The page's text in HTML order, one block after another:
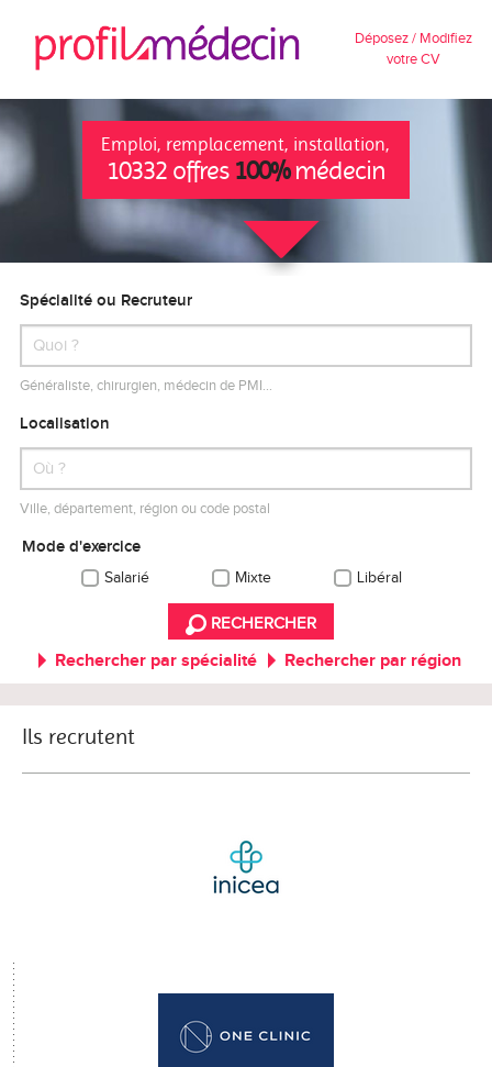
Déposez / Modifiez
votre CV
Emploi, remplacement, installation,
10332 offres 100%médecin
Spécialité ou Recruteur
Généraliste, chirurgien, médecin de PMI…
Localisation
Ville, département, région ou code postal
Mode d'exercice
Salarié Mixte Libéral
RECHERCHER
Rechercher par spécialité Rechercher par région
Ils recrutent